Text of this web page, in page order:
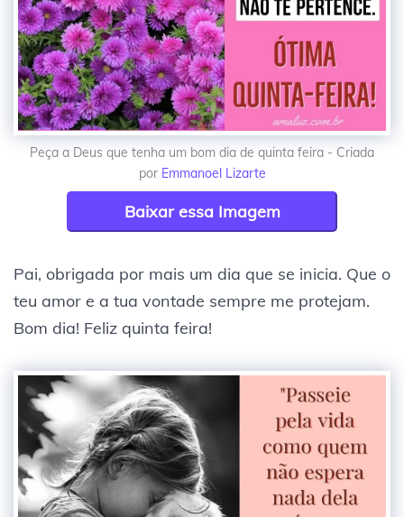
Peça a Deus que tenha um bom dia de quinta feira - Criada
por Emmanoel Lizarte
Baixar essa Imagem
Pai, obrigada por mais um dia que se inicia. Que o
teu amor e a tua vontade sempre me protejam.
Bom dia! Feliz quinta feira!